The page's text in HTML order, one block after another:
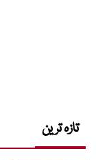
تازہ ترین